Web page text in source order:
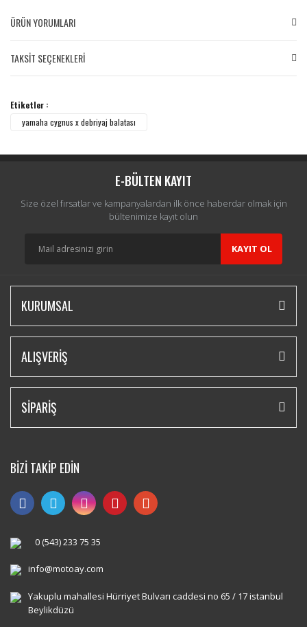
ÜRÜN YORUMLARI
TAKSİT SEÇENEKLERİ
Etiketler :
yamaha cygnus x debriyaj balatası
E-BÜLTEN KAYIT
Size özel fırsatlar ve kampanyalardan ilk önce haberdar olmak için
bültenimize kayıt olun
KAYIT OL
KURUMSAL
ALIŞVERİŞ
SİPARİŞ
BİZİ TAKİP EDİN
0 (543) 233 75 35
info@motoay.com
Yakuplu mahallesi Hürriyet Bulvarı caddesi no 65 / 17 istanbul
Beylikdüzü